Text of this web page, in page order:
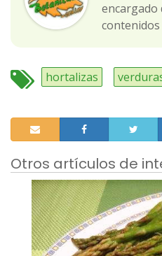
encargado
contenidos
hortalizas
Otros artículos de